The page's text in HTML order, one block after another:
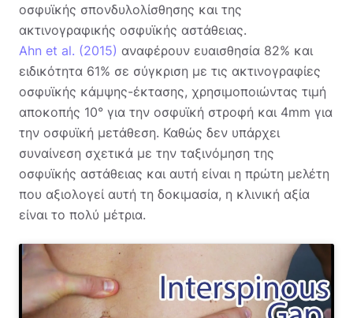
οσφυϊκής σπονδυλολίσθησης και της
ακτινογραφικής οσφυϊκής αστάθειας.
Ahn et al. (2015) αναφέρουν ευαισθησία 82% και
ειδικότητα 61% σε σύγκριση με τις ακτινογραφίες
οσφυϊκής κάμψης-έκτασης, χρησιμοποιώντας τιμή
αποκοπής 10° για την οσφυϊκή στροφή και 4mm για
την οσφυϊκή μετάθεση. Καθώς δεν υπάρχει
συναίνεση σχετικά με την ταξινόμηση της
οσφυϊκής αστάθειας και αυτή είναι η πρώτη μελέτη
που αξιολογεί αυτή τη δοκιμασία, η κλινική αξία
είναι το πολύ μέτρια.